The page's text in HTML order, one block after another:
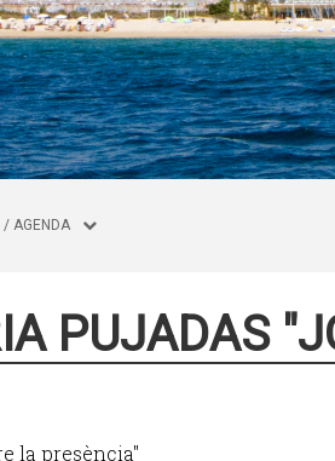
/ AGENDA
PUJADAS
la presència"